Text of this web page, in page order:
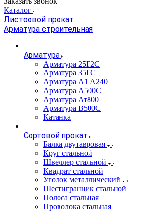
Каталог
Листоовой прокат
Арматура строительная
Арматура
Арматура 25Г2С
Арматура 35ГС
Арматура А1 А240
Арматура А500С
Арматура Ат800
Арматура В500С
Катанка
Сортовой прокат
Балка двутавровая
Круг стальной
Швеллер стальной
Квадрат стальной
Уголок металлический
Шестигранник стальной
Полоса стальная
Проволока стальная